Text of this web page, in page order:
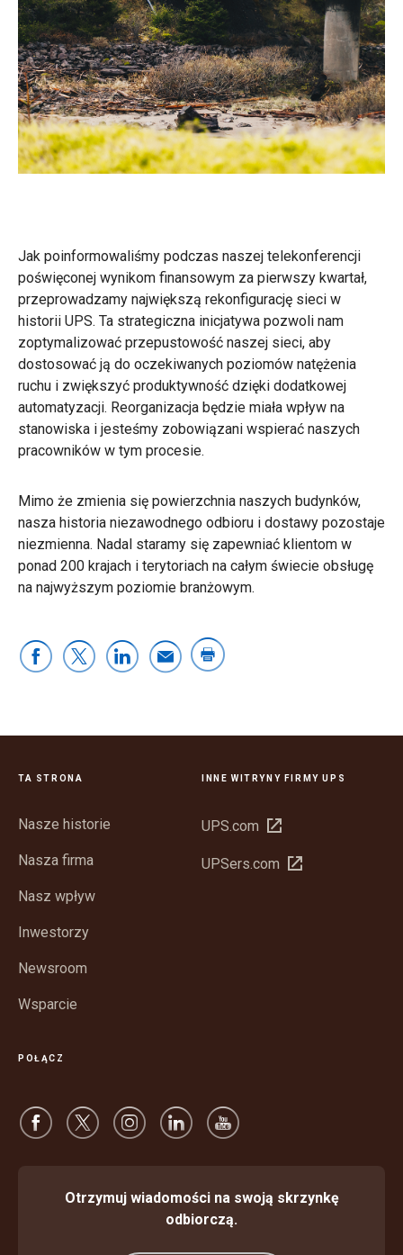
Jak poinformowaliśmy podczas naszej telekonferencji
poświęconej wynikom finansowym za pierwszy kwartał,
przeprowadzamy największą rekonfigurację sieci w
historii UPS. Ta strategiczna inicjatywa pozwoli nam
zoptymalizować przepustowość naszej sieci, aby
dostosować ją do oczekiwanych poziomów natężenia
ruchu i zwiększyć produktywność dzięki dodatkowej
automatyzacji. Reorganizacja będzie miała wpływ na
stanowiska i jesteśmy zobowiązani wspierać naszych
pracowników w tym procesie.
Mimo że zmienia się powierzchnia naszych budynków,
nasza historia niezawodnego odbioru i dostawy pozostaje
niezmienna. Nadal staramy się zapewniać klientom w
ponad 200 krajach i terytoriach na całym świecie obsługę
na najwyższym poziomie branżowym.
TA STRONA
Nasze historie
Nasza firma
Nasz wpływ
Inwestorzy
Newsroom
Wsparcie
INNE WITRYNY FIRMY UPS
UPS.com Otwórz
nowym
UPSers.com Otwórz
POŁĄCZ
Otrzymuj wiadomości na swoją skrzynkę
odbiorczą.